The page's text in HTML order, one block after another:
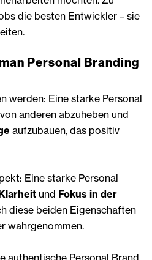
die besten Entwickler – sie
Personal Branding
werden: Eine starke Personal
anderen abzuheben und
aufzubauen, das positiv
Eine starke Personal
und Fokus in der
diese beiden Eigenschaften
wahrgenommen.